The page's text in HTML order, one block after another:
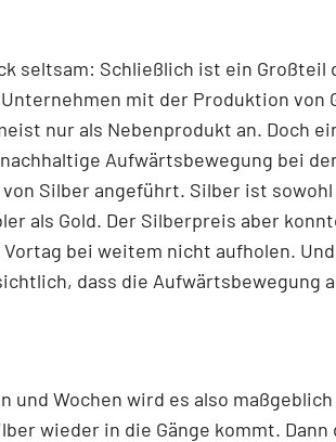
seltsam: Schließlich ist ein Großteil
mit der Produktion von
nur als Nebenprodukt an. Doch
Aufwärtsbewegung bei
Silber angeführt. Silber ist
als Gold. Der Silberpreis aber
bei weitem nicht aufholen.
dass die Aufwärtsbewegung
und Wochen wird es also
wieder in die Gänge kommt.